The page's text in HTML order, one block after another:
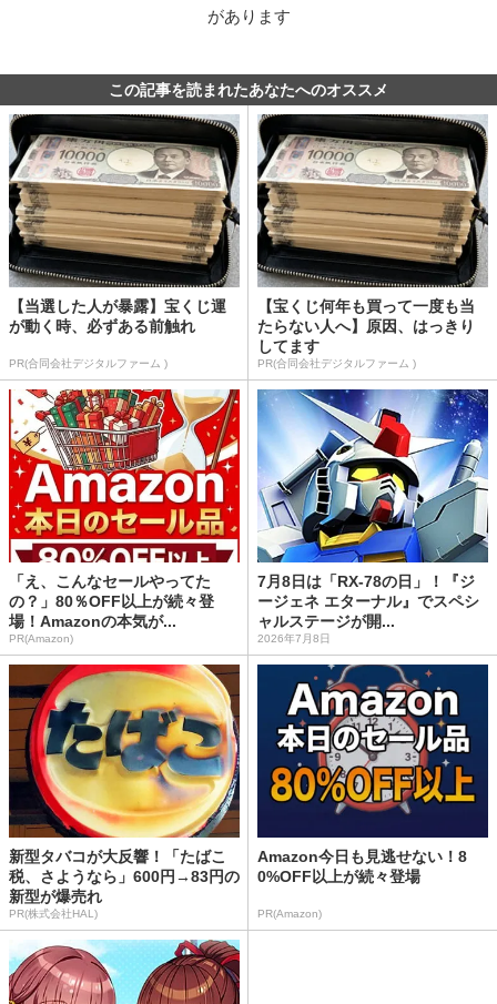
があります
この記事を読まれたあなたへのオススメ
【当選した人が暴露】宝くじ運
が動く時、必ずある前触れ
PR(合同会社デジタルファーム )
【宝くじ何年も買って一度も当
たらない人へ】原因、はっきり
してます
PR(合同会社デジタルファーム )
「え、こんなセールやってた
の？」80％OFF以上が続々登
場！Amazonの本気が...
PR(Amazon)
7月8日は「RX-78の日」！『ジ
ージェネ エターナル』でスペシ
ャルステージが開...
2026年7月8日
新型タバコが大反響！「たばこ
税、さようなら」600円→83円の
新型が爆売れ
PR(株式会社HAL)
Amazon今日も見逃せない！8
0%OFF以上が続々登場
PR(Amazon)